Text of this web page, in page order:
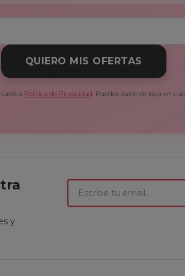
QUIERO MIS OFERTAS
Política de Privacidad. Puedes darte de baja en
y